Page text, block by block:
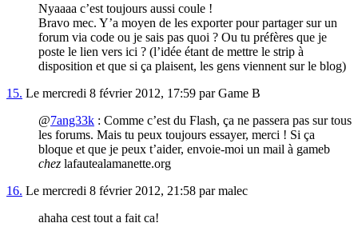
Nyaaaa c’est toujours aussi coule !
Bravo mec. Y’a moyen de les exporter pour partager sur un
forum via code ou je sais pas quoi ? Ou tu préfères que je
poste le lien vers ici ? (l’idée étant de mettre le strip à
disposition et que si ça plaisent, les gens viennent sur le blog)
15. Le mercredi 8 février 2012, 17:59 par Game B
@7ang33k : Comme c’est du Flash, ça ne passera pas sur tous
les forums. Mais tu peux toujours essayer, merci ! Si ça
bloque et que je peux t’aider, envoie-moi un mail à gameb
chez lafautealamanette.org
16. Le mercredi 8 février 2012, 21:58 par malec
ahaha cest tout a fait ca!